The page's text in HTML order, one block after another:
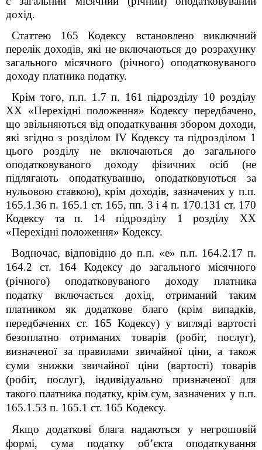
дохід.
Статтею 165 Кодексу встановлено виключний
перелік доходів, які не включаються до розрахунку
загального місячного (річного) оподатковуваного
доходу платника податку.
Крім того, п.п. 1.7 п. 161 підрозділу 10 розділу
XX «Перехідні положення» Кодексу передбачено,
що звільняються від оподаткування збором доходи,
які згідно з розділом IV Кодексу та підрозділом 1
цього розділу не включаються до загального
оподатковуваного доходу фізичних осіб (не
підлягають оподаткуванню, оподатковуються за
нульовою ставкою), крім доходів, зазначених у п.п.
165.1.36 п. 165.1 ст. 165, пп. 3 і 4 п. 170.131 ст. 170
Кодексу та п. 14 підрозділу 1 розділу XX
«Перехідні положення» Кодексу.
Водночас, відповідно до п.п. «е» п.п. 164.2.17 п.
164.2 ст. 164 Кодексу до загального місячного
(річного) оподатковуваного доходу платника
податку включається дохід, отриманий таким
платником як додаткове благо (крім випадків,
передбачених ст. 165 Кодексу) у вигляді вартості
безоплатно отриманих товарів (робіт, послуг),
визначеної за правилами звичайної ціни, а також
суми знижки звичайної ціни (вартості) товарів
(робіт, послуг), індивідуально призначеної для
такого платника податку, крім сум, зазначених у п.п.
165.1.53 п. 165.1 ст. 165 Кодексу.
Якщо додаткові блага надаються у негрошовій
формі, сума податку об’єкта оподаткування